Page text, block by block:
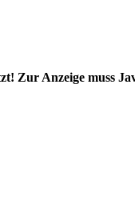
Zur Anzeige muss